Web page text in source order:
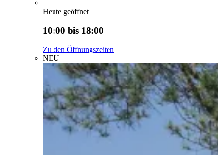
Heute geöffnet
10:00 bis 18:00
Zu den Öffnungszeiten
NEU